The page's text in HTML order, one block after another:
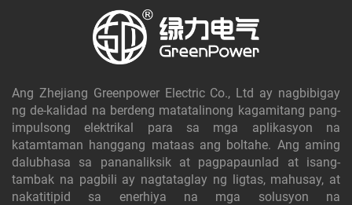
Ang Zhejiang Greenpower Electric Co., Ltd ay nagbibigay
ng de-kalidad na berdeng matatalinong kagamitang pang-
impulsong elektrikal para sa mga aplikasyon na
katamtaman hanggang mataas ang boltahe. Ang aming
dalubhasa sa pananaliksik at pagpapaunlad at isang-
tambak na pagbili ay nagtataglay ng ligtas, mahusay, at
nakatitipid sa enerhiya na mga solusyon na